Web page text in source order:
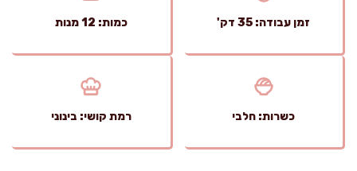
זמן עבודה: 35 דק' כמות: 12 מנות
כשרות: חלבי רמת קושי: בינוני